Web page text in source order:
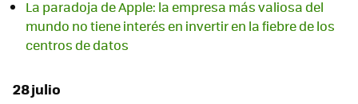
La paradoja de Apple: la empresa más valiosa del
mundo no tiene interés en invertir en la fiebre de los
centros de datos
28 julio